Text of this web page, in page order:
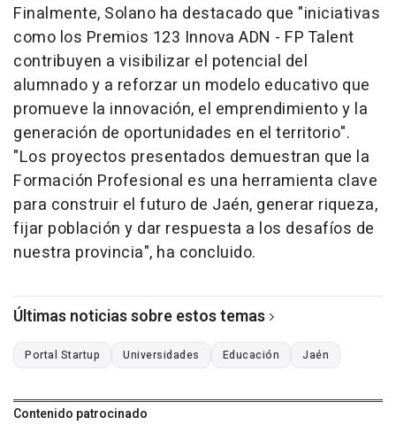
Finalmente, Solano ha destacado que "iniciativas
como los Premios 123 Innova ADN - FP Talent
contribuyen a visibilizar el potencial del
alumnado y a reforzar un modelo educativo que
promueve la innovación, el emprendimiento y la
generación de oportunidades en el territorio".
"Los proyectos presentados demuestran que la
Formación Profesional es una herramienta clave
para construir el futuro de Jaén, generar riqueza,
fijar población y dar respuesta a los desafíos de
nuestra provincia", ha concluido.
Últimas noticias sobre estos temas
Portal Startup Universidades Educación Jaén
Contenido patrocinado